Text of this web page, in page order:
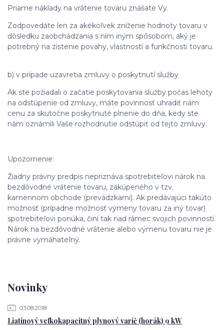
Novinky
03.08.2018
Liatinový veľkokapacitný plynový varič (horák) 9 kW
Priame náklady na vrátenie tovaru znášate Vy.
Zodpovedáte len za akékoľvek zníženie hodnoty tovaru v
dôsledku zaobchádzania s ním iným spôsobom, aký je
potrebný na zistenie povahy, vlastností a funkčnosti tovaru.
b) v prípade uzavretia zmluvy o poskytnutí služby
Ak ste požiadali o začatie poskytovania služby počas lehoty
na odstúpenie od zmluvy, máte povinnosť uhradiť nám
cenu za skutočne poskytnuté plnenie do dňa, kedy ste
nám oznámili Vaše rozhodnutie odstúpiť od tejto zmluvy.
Upozornenie:
Žiadny právny predpis nepriznáva spotrebiteľovi nárok na
bezdôvodné vrátenie tovaru, zakúpeného v tzv.
kamennom obchode (prevádzkarni). Ak predávajúci takúto
možnosť (prípadne možnosť výmeny tovaru za iný tovar)
spotrebiteľovi ponúka, činí tak nad rámec svojich povinností.
Nárok na bezdôvodné vrátenie alebo výmenu tovaru nie je
právne vymáhateľný.